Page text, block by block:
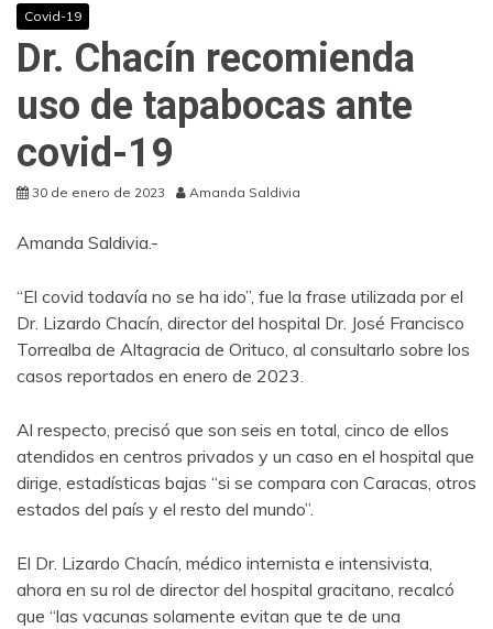
Covid-19
Dr. Chacín recomienda
uso de tapabocas ante
covid-19
30 de enero de 2023 Amanda Saldivia
Amanda Saldivia.-
“El covid todavía no se ha ido”, fue la frase utilizada por el
Dr. Lizardo Chacín, director del hospital Dr. José Francisco
Torrealba de Altagracia de Orituco, al consultarlo sobre los
casos reportados en enero de 2023.
Al respecto, precisó que son seis en total, cinco de ellos
atendidos en centros privados y un caso en el hospital que
dirige, estadísticas bajas “si se compara con Caracas, otros
estados del país y el resto del mundo”.
El Dr. Lizardo Chacín, médico internista e intensivista,
ahora en su rol de director del hospital gracitano, recalcó
que “las vacunas solamente evitan que te de una